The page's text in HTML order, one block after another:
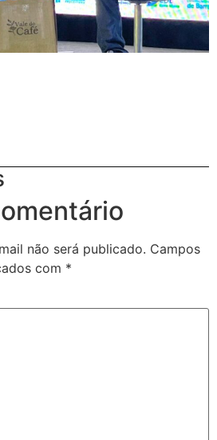
não será publicado. Campos
com *